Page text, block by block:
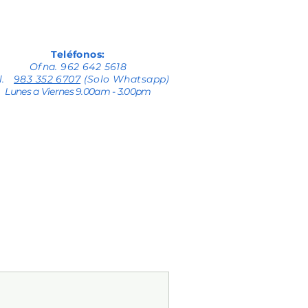
Teléfonos:
Ofna. 962 642 5618
983 352 6707(Solo Whatsapp)
Lunes a Viernes 9.00am - 3.00pm